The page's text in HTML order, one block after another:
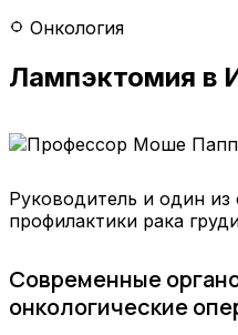
Онкология
Лампэктомия в
Руководитель и один из
профилактики рака
Современные
онкологические